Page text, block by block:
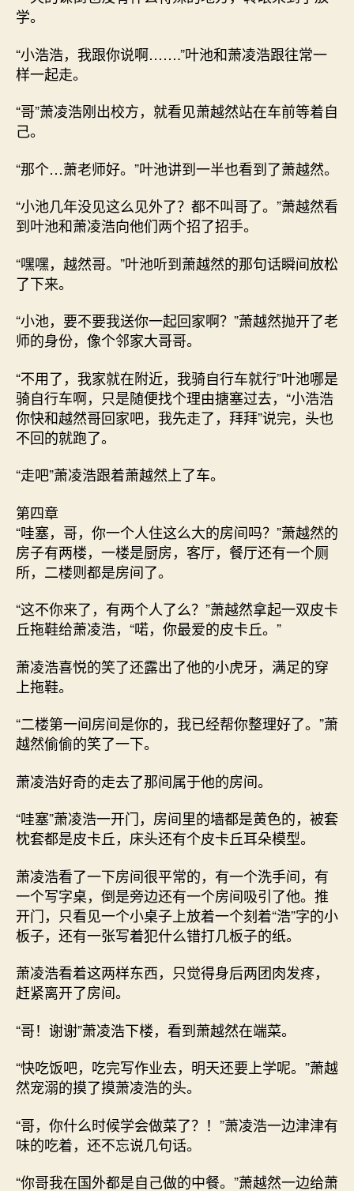
学。
“小浩浩，我跟你说啊…….”叶池和萧凌浩跟往常一
样一起走。
“哥”萧凌浩刚出校方，就看见萧越然站在车前等着自
己。
“那个…萧老师好。”叶池讲到一半也看到了萧越然。
“小池几年没见这么见外了？都不叫哥了。”萧越然看
到叶池和萧凌浩向他们两个招了招手。
“嘿嘿，越然哥。”叶池听到萧越然的那句话瞬间放松
了下来。
“小池，要不要我送你一起回家啊？”萧越然抛开了老
师的身份，像个邻家大哥哥。
“不用了，我家就在附近，我骑自行车就行”叶池哪是
骑自行车啊，只是随便找个理由搪塞过去，“小浩浩
你快和越然哥回家吧，我先走了，拜拜”说完，头也
不回的就跑了。
“走吧”萧凌浩跟着萧越然上了车。
第四章
“哇塞，哥，你一个人住这么大的房间吗？”萧越然的
房子有两楼，一楼是厨房，客厅，餐厅还有一个厕
所，二楼则都是房间了。
“这不你来了，有两个人了么？”萧越然拿起一双皮卡
丘拖鞋给萧凌浩，“喏，你最爱的皮卡丘。”
萧凌浩喜悦的笑了还露出了他的小虎牙，满足的穿
上拖鞋。
“二楼第一间房间是你的，我已经帮你整理好了。”萧
越然偷偷的笑了一下。
萧凌浩好奇的走去了那间属于他的房间。
“哇塞”萧凌浩一开门，房间里的墙都是黄色的，被套
枕套都是皮卡丘，床头还有个皮卡丘耳朵模型。
萧凌浩看了一下房间很平常的，有一个洗手间，有
一个写字桌，倒是旁边还有一个房间吸引了他。推
开门，只看见一个小桌子上放着一个刻着“浩”字的小
板子，还有一张写着犯什么错打几板子的纸。
萧凌浩看着这两样东西，只觉得身后两团肉发疼，
赶紧离开了房间。
“哥！谢谢”萧凌浩下楼，看到萧越然在端菜。
“快吃饭吧，吃完写作业去，明天还要上学呢。”萧越
然宠溺的摸了摸萧凌浩的头。
“哥，你什么时候学会做菜了？！”萧凌浩一边津津有
味的吃着，还不忘说几句话。
“你哥我在国外都是自己做的中餐。”萧越然一边给萧